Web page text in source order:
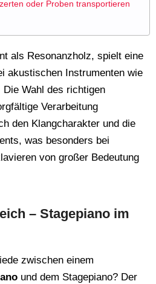
oder Proben transportieren
als Resonanzholz, spielt eine
akustischen Instrumenten wie
Wahl des richtigen
Verarbeitung
den Klangcharakter und die
was besonders bei
von großer Bedeutung
– Stagepiano im
zwischen einem
und dem Stagepiano? Der